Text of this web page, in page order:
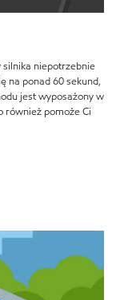
silnika niepotrzebnie
na ponad 60 sekund,
jest wyposażony w
również pomoże Ci